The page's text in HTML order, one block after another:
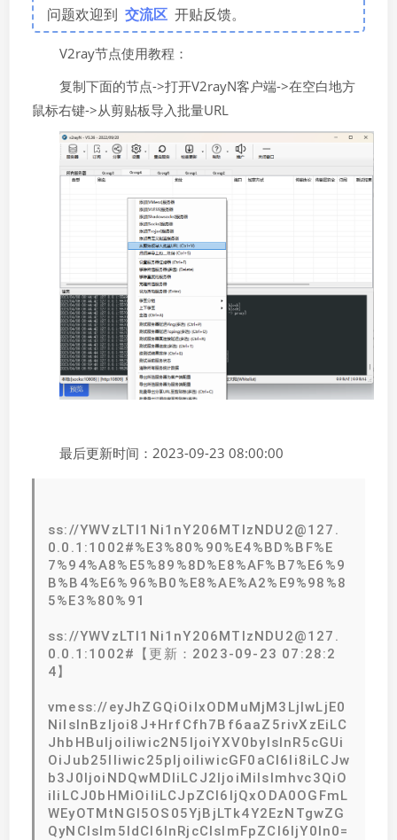
问题欢迎到 交流区 开贴反馈。
V2ray节点使用教程：
复制下面的节点->打开V2rayN客户端->在空白地方
鼠标右键->从剪贴板导入批量URL
最后更新时间：2023-09-23 08:00:00
ss://YWVzLTI1Ni1nY206MTIzNDU2@127.
0.0.1:1002#%E3%80%90%E4%BD%BF%E
7%94%A8%E5%89%8D%E8%AF%B7%E6%9
B%B4%E6%96%B0%E8%AE%A2%E9%98%8
5%E3%80%91
ss://YWVzLTI1Ni1nY206MTIzNDU2@127.
0.0.1:1002#【更新：2023-09-23 07:28:2
4】
vmess://eyJhZGQiOiIxODMuMjM3LjIwLjE0
NiIsInBzIjoi8J+HrfCfh7Bf6aaZ5rivXzEiLC
JhbHBuIjoiIiwic2N5IjoiYXV0byIsInR5cGUi
OiJub25lIiwic25pIjoiIiwicGF0aCI6Ii8iLCJw
b3J0IjoiNDQwMDIiLCJ2IjoiMiIsImhvc3QiO
iIiLCJ0bHMiOiIiLCJpZCI6IjQxODA0OGFmL
WEyOTMtNGI5OS05YjBjLTk4Y2EzNTgwZG
QyNCIsIm5ldCI6InRjcCIsImFpZCI6IjY0In0=